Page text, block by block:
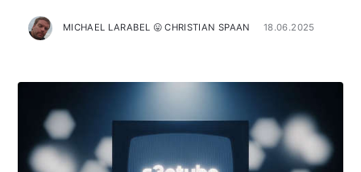
MICHAEL LARABEL 😛 CHRISTIAN SPAAN 18.06.2025